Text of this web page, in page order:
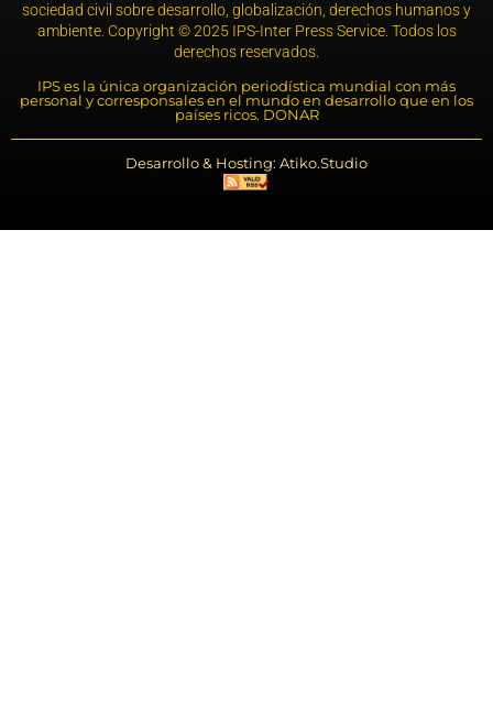
sociedad civil sobre desarrollo, globalización, derechos humanos y
ambiente. Copyright © 2025 IPS-Inter Press Service. Todos los
derechos reservados.
IPS es la única organización periodística mundial con más
personal y corresponsales en el mundo en desarrollo que en los
países ricos. DONAR
Desarrollo & Hosting: Atiko.Studio